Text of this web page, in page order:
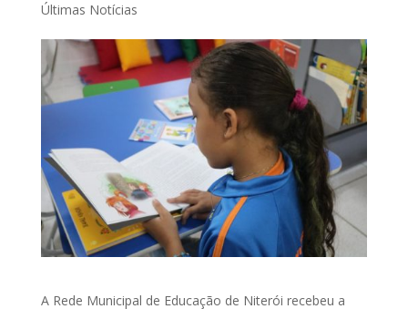
Últimas Notícias
A Rede Municipal de Educação de Niterói recebeu a